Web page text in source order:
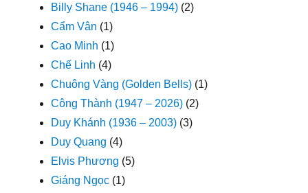
Billy Shane (1946 – 1994) (2)
Cẩm Vân (1)
Cao Minh (1)
Chế Linh (4)
Chuông Vàng (Golden Bells) (1)
Công Thành (1947 – 2026) (2)
Duy Khánh (1936 – 2003) (3)
Duy Quang (4)
Elvis Phương (5)
Giáng Ngọc (1)